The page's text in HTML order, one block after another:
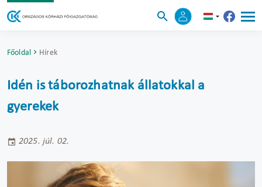
Főoldal Hírek
Idén is táborozhatnak állatokkal a
gyerekek
2025. júl. 02.